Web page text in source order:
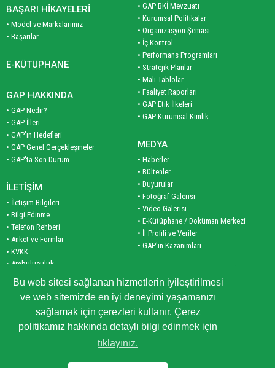
Bu web sitesi sağlanan hizmetlerin iyileştirilmesi
ve web sitemizde en iyi deneyimi yaşamanızı
sağlamak için çerezleri kullanır. Çerez
politikamız hakkında detaylı bilgi edinmek için
tıklayınız.
BAŞARI HİKAYELERİ
• Model ve Markalarımız
• Başarılar
E-KÜTÜPHANE
GAP HAKKINDA
• GAP Nedir?
• GAP İlleri
• GAP'ın Hedefleri
• GAP Genel Gerçekleşmeler
• GAP'ta Son Durum
İLETİŞİM
• İletişim Bilgileri
• Bilgi Edinme
• Telefon Rehberi
• Anket ve Formlar
• KVKK
• Arabuluculuk
KURUMSAL
• Yöneticilerimiz
• GAP BKİ Mevzuatı
• Kurumsal Politikalar
• Organizasyon Şeması
• İç Kontrol
• Performans Programları
• Stratejik Planlar
• Mali Tablolar
• Faaliyet Raporları
• GAP Etik İlkeleri
• GAP Kurumsal Kimlik
MEDYA
• Haberler
• Bültenler
• Duyurular
• Fotoğraf Galerisi
• Video Galerisi
• E-Kütüphane / Doküman Merkezi
• İl Profili ve Veriler
• GAP'ın Kazanımları
• Planlar
• Programlar
• İş Birliği Programları